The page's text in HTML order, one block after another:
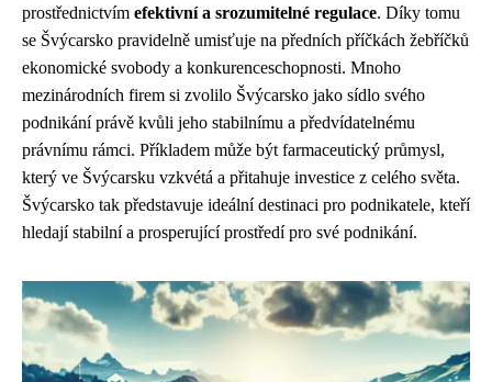
prostřednictvím efektivní a srozumitelné regulace. Díky tomu
se Švýcarsko pravidelně umisťuje na předních příčkách žebříčků
ekonomické svobody a konkurenceschopnosti. Mnoho
mezinárodních firem si zvolilo Švýcarsko jako sídlo svého
podnikání právě kvůli jeho stabilnímu a předvídatelnému
právnímu rámci. Příkladem může být farmaceutický průmysl,
který ve Švýcarsku vzkvétá a přitahuje investice z celého světa.
Švýcarsko tak představuje ideální destinaci pro podnikatele, kteří
hledají stabilní a prosperující prostředí pro své podnikání.